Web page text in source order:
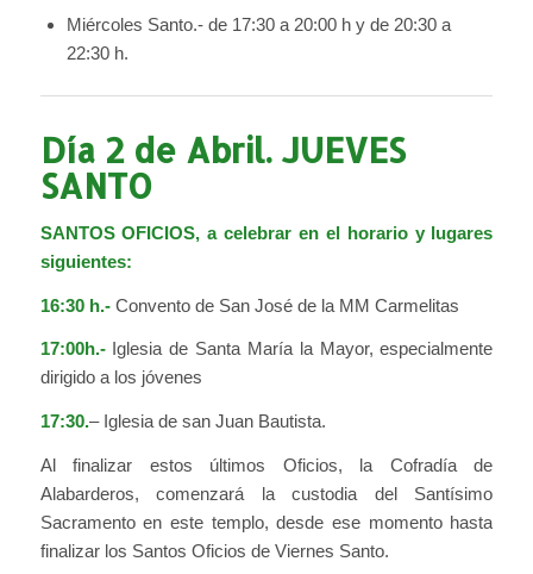
Miércoles Santo.- de 17:30 a 20:00 h y de 20:30 a
22:30 h.
Día 2 de Abril. JUEVES
SANTO
SANTOS OFICIOS, a celebrar en el horario y lugares
siguientes:
16:30 h.-Convento de San José de la MM Carmelitas
17:00h.- Iglesia de Santa María la Mayor, especialmente
dirigido a los jóvenes
17:30.– Iglesia de san Juan Bautista.
Al finalizar estos últimos Oficios, la Cofradía de
Alabarderos, comenzará la custodia del Santísimo
Sacramento en este templo, desde ese momento hasta
finalizar los Santos Oficios de Viernes Santo.